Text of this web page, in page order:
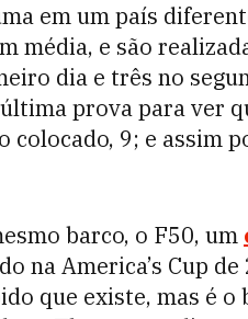
em um país
média, e são
dia e três no
prova para ver
colocado, 9; e assim
barco, o F50, um
na America’s Cup
que existe, mas é